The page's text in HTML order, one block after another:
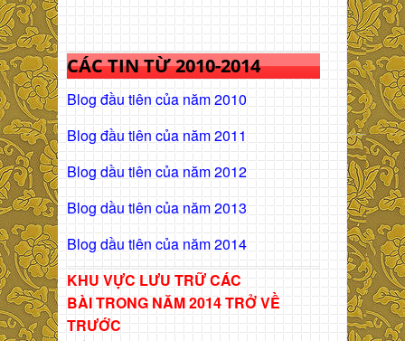
CÁC TIN TỪ 2010-2014
Blog đầu tiên của năm 2010
Blog đầu tiên của năm 2011
Blog dầu tiên của năm 2012
Blog dầu tiên của năm 2013
Blog dầu tiên của năm 2014
KHU VỰC LƯU TRỮ CÁC
BÀITRONG NĂM 2014 TRỞ VỀ
TRƯỚC